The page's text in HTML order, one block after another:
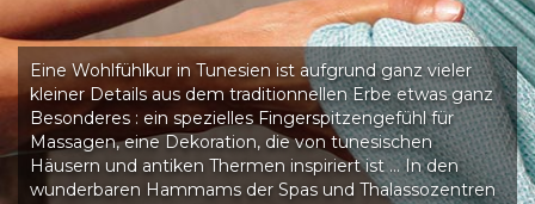
Eine Wohlfühlkur in Tunesien ist aufgrund ganz vieler
kleiner Details aus dem traditionnellen Erbe etwas ganz
Besonderes : ein spezielles Fingerspitzengefühl für
Massagen, eine Dekoration, die von tunesischen
Häusern und antiken Thermen inspiriert ist … In den
wunderbaren Hammams der Spas und Thalassozentren